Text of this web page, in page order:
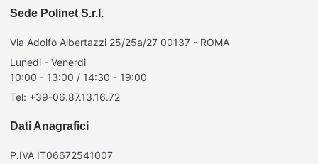
Sede Polinet S.r.l.
Via Adolfo Albertazzi 25/25a/27 00137 - ROMA
Lunedi - Venerdi
10:00 - 13:00 / 14:30 - 19:00
Tel: +39-06.87.13.16.72
Dati Anagrafici
P.IVA IT06672541007